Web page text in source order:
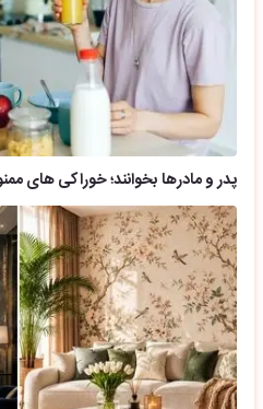
پدر و مادرها بخوانند؛ خوراکی های